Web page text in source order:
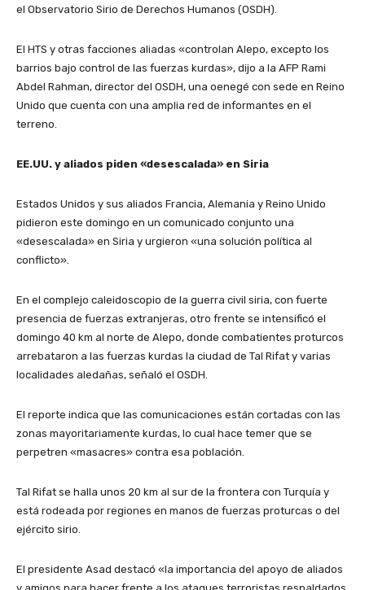
el Observatorio Sirio de Derechos Humanos (OSDH).
El HTS y otras facciones aliadas «controlan Alepo, excepto los
barrios bajo control de las fuerzas kurdas», dijo a la AFP Rami
Abdel Rahman, director del OSDH, una oenegé con sede en Reino
Unido que cuenta con una amplia red de informantes en el
terreno.
EE.UU. y aliados piden «desescalada» en Siria
Estados Unidos y sus aliados Francia, Alemania y Reino Unido
pidieron este domingo en un comunicado conjunto una
«desescalada» en Siria y urgieron «una solución política al
conflicto».
En el complejo caleidoscopio de la guerra civil siria, con fuerte
presencia de fuerzas extranjeras, otro frente se intensificó el
domingo 40 km al norte de Alepo, donde combatientes proturcos
arrebataron a las fuerzas kurdas la ciudad de Tal Rifat y varias
localidades aledañas, señaló el OSDH.
El reporte indica que las comunicaciones están cortadas con las
zonas mayoritariamente kurdas, lo cual hace temer que se
perpetren «masacres» contra esa población.
Tal Rifat se halla unos 20 km al sur de la frontera con Turquía y
está rodeada por regiones en manos de fuerzas proturcas o del
ejército sirio.
El presidente Asad destacó «la importancia del apoyo de aliados